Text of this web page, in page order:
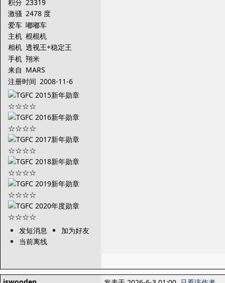
积分 23319
激骚 2478 度
爱车 嘟嘟车
主机 棍棍机
相机 透视王+稳定王
手机 翔米
来自 MARS
注册时间 2008-11-6
发短消息
加为好友
当前离线